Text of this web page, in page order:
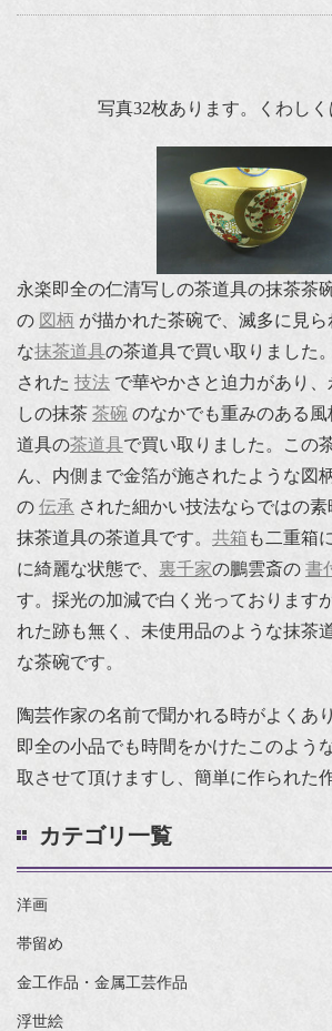
写真32枚あります。くわしく
永楽即全の仁清写しの茶道具の抹茶茶
の 図柄 が描かれた茶碗で、滅多に見
な抹茶道具の茶道具で買い取りました
された 技法 で華やかさと迫力があり
しの抹茶 茶碗 のなかでも重みのある
道具の茶道具で買い取りました。この
ん、内側まで金箔が施されたような図柄
の 伝承 された細かい技法ならではの
抹茶道具の茶道具です。 共箱 も二重箱
に綺麗な状態で、 裏千家の鵬雲斎の 書
す。採光の加減で白く光っております
れた跡も無く、未使用品のような抹茶
な茶碗です。
陶芸作家の名前で聞かれる時がよくあ
即全の小品でも時間をかけたこのよう
取させて頂けますし、簡単に作られた
カテゴリ一覧
洋画
帯留め
金工作品・金属工芸作品
浮世絵